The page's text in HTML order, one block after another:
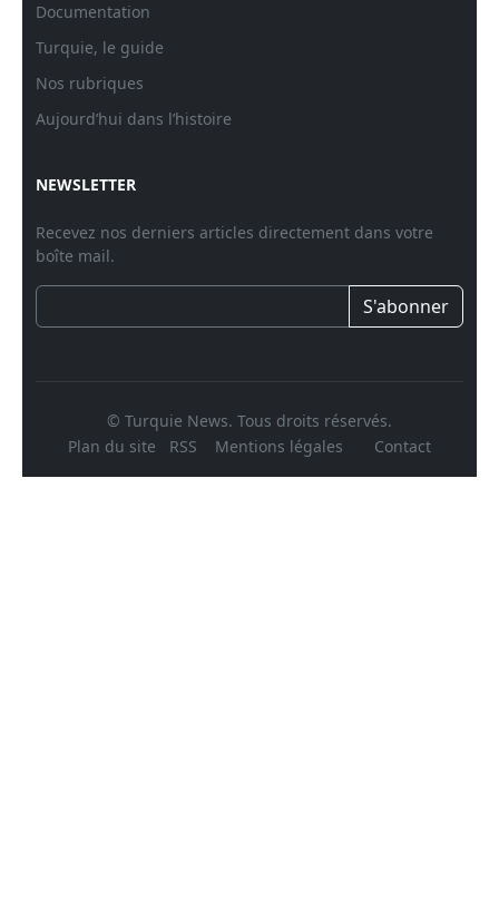
Documentation
Turquie, le guide
Nos rubriques
Aujourd’hui dans l’histoire
NEWSLETTER
Recevez nos derniers articles directement dans votre
boîte mail.
S'abonner
© Turquie News. Tous droits réservés.
Plan du site
RSS Mentions légales Contact